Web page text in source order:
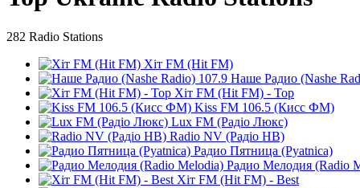
282 Radio Stations
Хіт FM (Hit FM)
Наше Радио (Nashe
Хіт FM (Hit FM) - Top
Kiss FM 106.5 (Кисc ФМ)
Lux FM (Pадіо Люкс)
Radio NV (Радіо НВ)
Радио Пятница (Pyatnica)
Радио Мелодия (Radio
Хіт FM (Hit FM) - Best